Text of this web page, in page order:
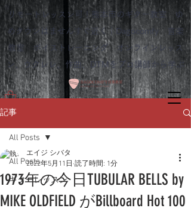
リモートレッスン可！熊本市のギター教室 ゆ
めタウンはませんすぐ近く｜Dagocomfy 音楽
教室 ボイストレーニング オンラインレッス
ン、ウクレレ、作曲、DTMをプロ講師から学ぶ
記事
All Posts
ギターレッスン
All Posts
1973年の今日TUBULAR BELLS by
MIKE OLDFIELD がBillboard Hot 100
エイジ シバタ
2022年5月11日 読了時間: 1分